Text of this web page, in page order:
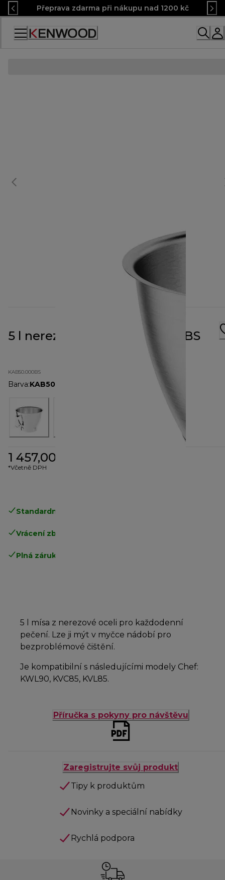
Skip
to
Content
Přeprava zdarma při nákupu nad 1200 kč
Accessibility
5 l nerezová mísa KAB50.000BS
KAB50.000BS
Barva:KAB50.000BS
1 457,00 Kč
*Včetně DPH
Standardní doručení zdarma
Vrácení zboží zdarma
Plná záruka výrobce
5 l mísa z nerezové oceli pro každodenní
pečení. Lze ji mýt v myčce nádobí pro
bezproblémové čištění.
Je kompatibilní s následujícími modely Chef:
KWL90, KVC85, KVL85.
Příručka s pokyny pro návštěvu
Zaregistrujte svůj produkt
Tipy k produktům
Novinky a speciální nabídky
Rychlá podpora